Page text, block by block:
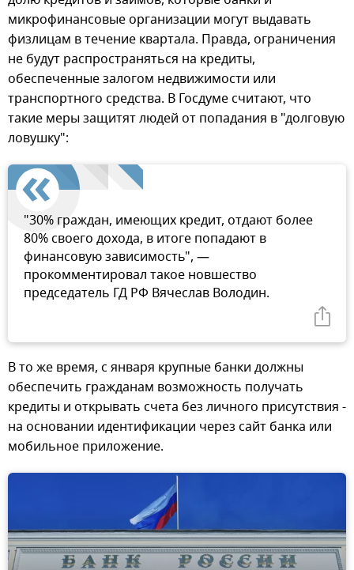
микрофинансовые организации могут выдавать
физлицам в течение квартала. Правда, ограничения
не будут распространяться на кредиты,
обеспеченные залогом недвижимости или
транспортного средства. В Госдуме считают, что
такие меры защитят людей от попадания в "долговую
ловушку":
"30% граждан, имеющих кредит, отдают более
80% своего дохода, в итоге попадают в
финансовую зависимость", —
прокомментировал такое новшество
председатель ГД РФ Вячеслав Володин.
В то же время, с января крупные банки должны
обеспечить гражданам возможность получать
кредиты и открывать счета без личного присутствия -
на основании идентификации через сайт банка или
мобильное приложение.